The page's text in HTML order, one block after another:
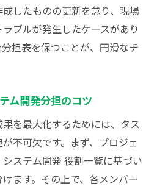
したものの更新を怠り、現場
ブルが発生したケースがあり
担表を保つことが、円滑なチ
ム開発分担のコツ
を最大化するためには、タス
不可欠です。まず、プロジェ
ステム開発 役割一覧に基づい
ます。その上で、各メンバー